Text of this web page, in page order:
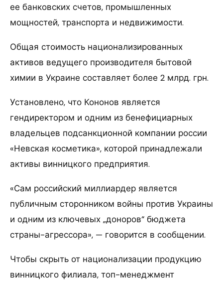
ее банковских счетов, промышленных
мощностей, транспорта и недвижимости.
Общая стоимость национализированных
активов ведущего производителя бытовой
химии в Украине составляет более 2 млрд. грн.
Установлено, что Кононов является
гендиректором и одним из бенефициарных
владельцев подсанкционной компании россии
«Невская косметика», которой принадлежали
активы винницкого предприятия.
«Сам российский миллиардер является
публичным сторонником войны против Украины
и одним из ключевых „доноров“ бюджета
страны-агрессора», — говорится в сообщении.
Чтобы скрыть от национализации продукцию
винницкого филиала, топ-менеджмент